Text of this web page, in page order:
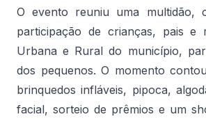
O evento reuniu uma multidão,
participação de crianças, pais e
Urbana e Rural do município,
dos pequenos. O momento
brinquedos infláveis, pipoca,
facial, sorteio de prêmios e um